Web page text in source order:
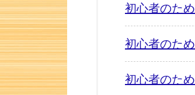
初心者のた
初心者のた
初心者のた